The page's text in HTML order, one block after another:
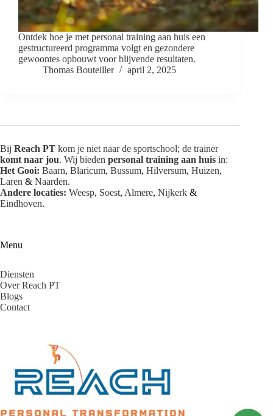
Ontdek hoe je met personal training aan huis een
gestructureerd programma volgt en gezondere
gewoontes opbouwt voor blijvende resultaten.
Thomas Bouteiller
april 2, 2025
Bij Reach PT kom je niet naar de sportschool; de trainer
komt naar jou. Wij bieden personal training aan huis in:
Het Gooi: Baarn, Blaricum, Bussum, Hilversum, Huizen,
Laren & Naarden.
Andere locaties: Weesp, Soest, Almere, Nijkerk &
Eindhoven.
Menu
Diensten
Over Reach PT
Blogs
Contact